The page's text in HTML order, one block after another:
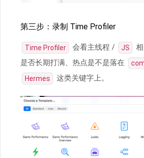
第三步：录制 Time Profiler
Time Profiler 会看主线程 / JS
是否长期打满、热点是不是落在
Hermes 这类关键字上。